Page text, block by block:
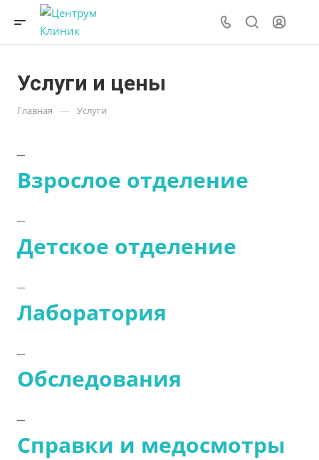
Услуги и цены
Главная — Услуги
Взрослое отделение
Детское отделение
Лаборатория
Обследования
Справки и медосмотры